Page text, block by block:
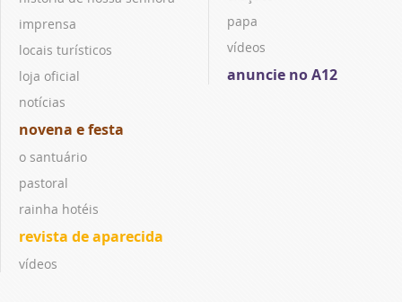
imprensa
locais turísticos
loja oficial
notícias
novena e festa
o santuário
pastoral
rainha hotéis
revista de aparecida
vídeos
papa
vídeos
anuncie no A12